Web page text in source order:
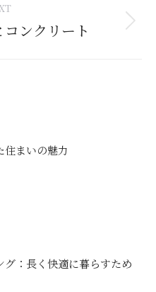
ンクリート
住まいの魅力
：長く快適に暮らすため